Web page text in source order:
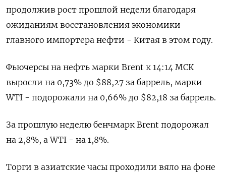
продолжив рост прошлой недели благодаря
ожиданиям восстановления экономики
главного импортера нефти - Китая в этом году.
Фьючерсы на нефть марки Brent к 14:14 МСК
выросли на 0,73% до $88,27 за баррель, марки
WTI - подорожали на 0,66% до $82,18 за баррель.
За прошлую неделю бенчмарк Brent подорожал
на 2,8%, а WTI - на 1,8%.
Торги в азиатские часы проходили вяло на фоне